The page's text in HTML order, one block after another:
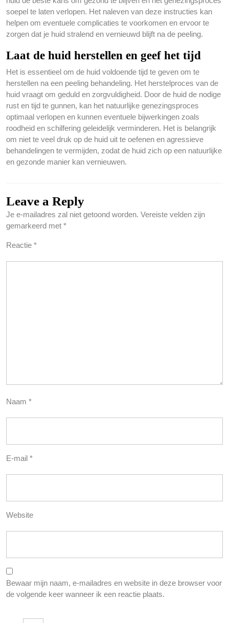
soepel te laten verlopen. Het naleven van deze instructies kan
helpen om eventuele complicaties te voorkomen en ervoor te
zorgen dat je huid stralend en vernieuwd blijft na de peeling.
Laat de huid herstellen en geef het tijd
Het is essentieel om de huid voldoende tijd te geven om te
herstellen na een peeling behandeling. Het herstelproces van de
huid vraagt om geduld en zorgvuldigheid. Door de huid de nodige
rust en tijd te gunnen, kan het natuurlijke genezingsproces
optimaal verlopen en kunnen eventuele bijwerkingen zoals
roodheid en schilfering geleidelijk verminderen. Het is belangrijk
om niet te veel druk op de huid uit te oefenen en agressieve
behandelingen te vermijden, zodat de huid zich op een natuurlijke
en gezonde manier kan vernieuwen.
Leave a Reply
Je e-mailadres zal niet getoond worden. Vereiste velden zijn
gemarkeerd met *
Reactie *
Naam *
E-mail *
Website
Bewaar mijn naam, e-mailadres en website in deze browser voor
de volgende keer wanneer ik een reactie plaats.